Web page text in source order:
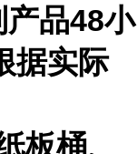
产品48小
据实际
板桶、